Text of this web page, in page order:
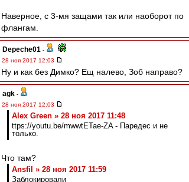
Наверное, с 3-мя защами так или наоборот по
флангам.
Depeche01 -
28 ноя 2017 12:03
Ну и как без Димко? Ещ налево, Зоб направо?
agk -
28 ноя 2017 12:03
Alex Green » 28 ноя 2017 11:48
ttps://youtu.be/mwwtETae-ZA - Паредес и не
только.
Что там?
Ansfil » 28 ноя 2017 11:59
Заблокировали